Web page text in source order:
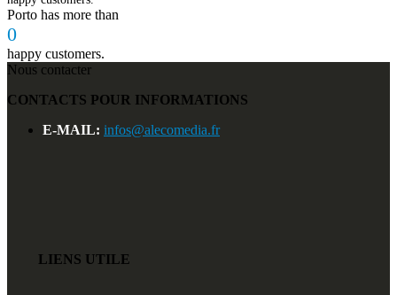
Porto has more than
0
happy customers.
Nous contacter
CONTACTS POUR INFORMATIONS
E-MAIL: infos@alecomedia.fr
LIENS UTILE